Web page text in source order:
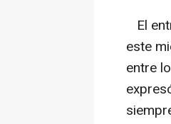
El
este
entre